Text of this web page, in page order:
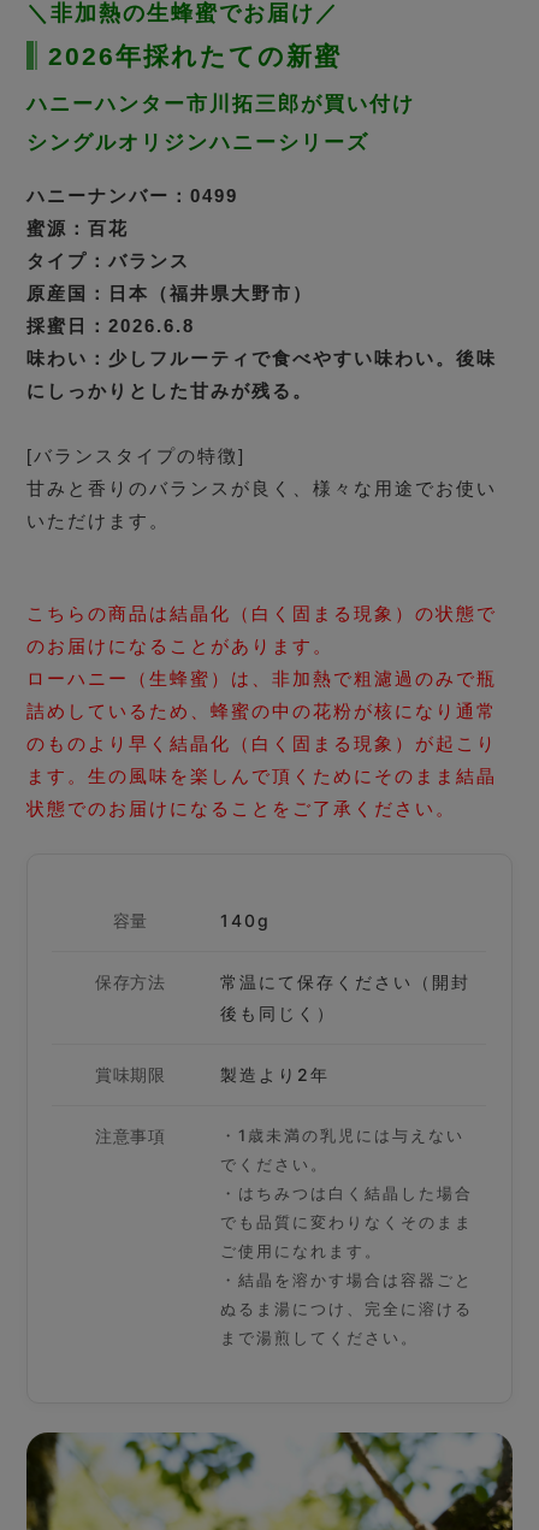
＼非加熱の生蜂蜜でお届け／
2026年採れたての新蜜
ハニーハンター市川拓三郎が買い付け
シングルオリジンハニーシリーズ
ハニーナンバー：0499
蜜源：百花
タイプ：バランス
原産国：日本（福井県大野市）
採蜜日：2026.6.8
味わい：少しフルーティで食べやすい味わい。後味
にしっかりとした甘みが残る。
[バランスタイプの特徴]
甘みと香りのバランスが良く、様々な用途でお使い
いただけます。
こちらの商品は結晶化（白く固まる現象）の状態で
のお届けになることがあります。
ローハニー（生蜂蜜）は、非加熱で粗濾過のみで瓶
詰めしているため、蜂蜜の中の花粉が核になり通常
のものより早く結晶化（白く固まる現象）が起こり
ます。生の風味を楽しんで頂くためにそのまま結晶
状態でのお届けになることをご了承ください。
容量 140g
保存方法
常温にて保存ください（開封
後も同じく）
賞味期限 製造より2年
注意事項
・1歳未満の乳児には与えない
でください。
・はちみつは白く結晶した場合
でも品質に変わりなくそのまま
ご使用になれます。
・結晶を溶かす場合は容器ごと
ぬるま湯につけ、完全に溶ける
まで湯煎してください。